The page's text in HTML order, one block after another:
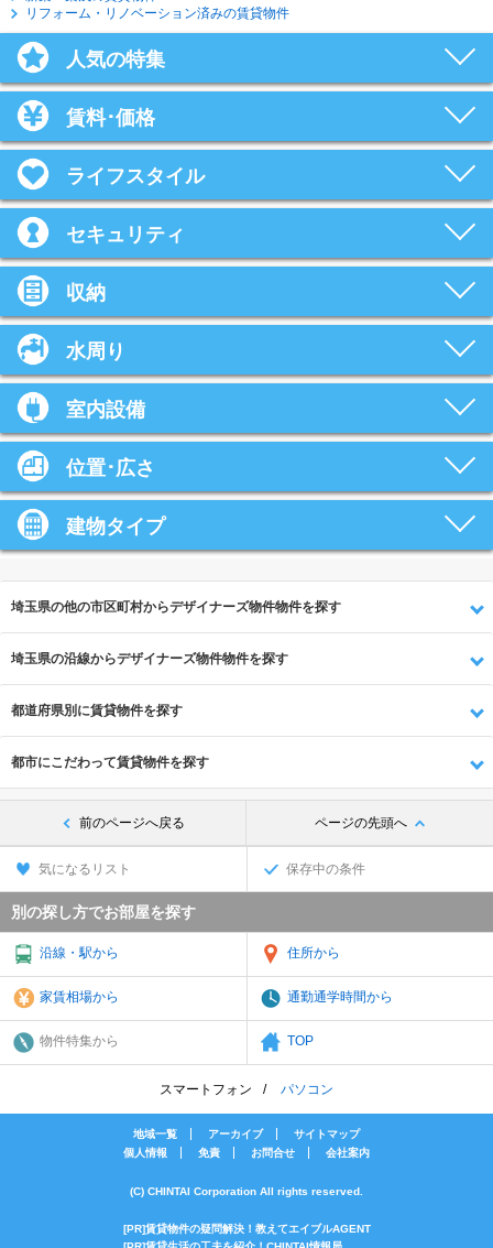
リフォーム・リノベーション済みの賃貸物件
人気の特集
賃料･価格
ライフスタイル
セキュリティ
収納
水周り
室内設備
位置･広さ
建物タイプ
埼玉県の他の市区町村からデザイナーズ物件物件を探す
埼玉県の沿線からデザイナーズ物件物件を探す
都道府県別に賃貸物件を探す
都市にこだわって賃貸物件を探す
前のページへ戻る ページの先頭へ
気になるリスト 保存中の条件
別の探し方でお部屋を探す
沿線・駅から 住所から
家賃相場から 通勤通学時間から
物件特集から TOP
スマートフォン パソコン
地域一覧 アーカイブ
サイトマップ
個人情報
免責 お問合せ 会社案内
(C) CHINTAI Corporation All rights reserved.
[PR]賃貸物件の疑問解決！教えてエイブルAGENT